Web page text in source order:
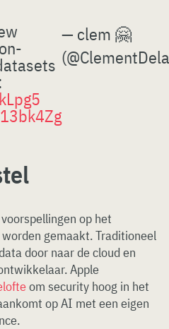
— clem 🤗
op het
gemaakt. Traditioneel
door naar de cloud en
Apple
om security hoog in het
op AI met een eigen